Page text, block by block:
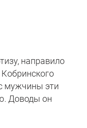
направило
мужчины эти
Доводы он